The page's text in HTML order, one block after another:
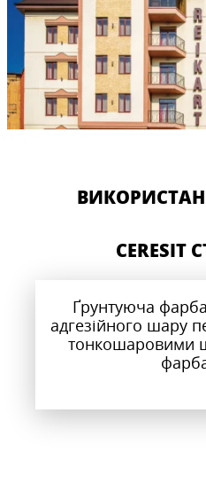
CERESIT
Ґрунтуюча
адгезійного шару
тонкошаровими